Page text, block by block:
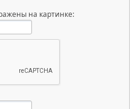
на картинке: